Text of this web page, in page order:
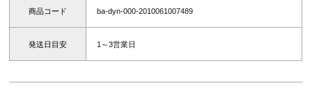
商品コード ba-dyn-000-2010061007489
発送日目安 1～3営業日